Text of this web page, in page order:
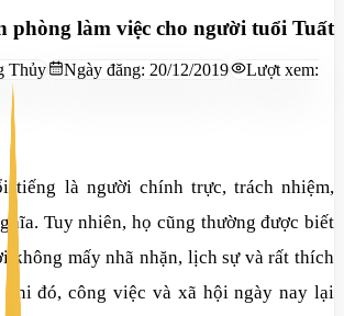
phòng làm việc cho người tuổi Tuất
Thủy Ngày đăng: 20/12/2019
Lượt xem:
tiếng là người chính trực, trách nhiệm,
Tuy nhiên, họ cũng thường được biết
không mấy nhã nhặn, lịch sự và rất thích
khi đó, công việc và xã hội ngày nay lại